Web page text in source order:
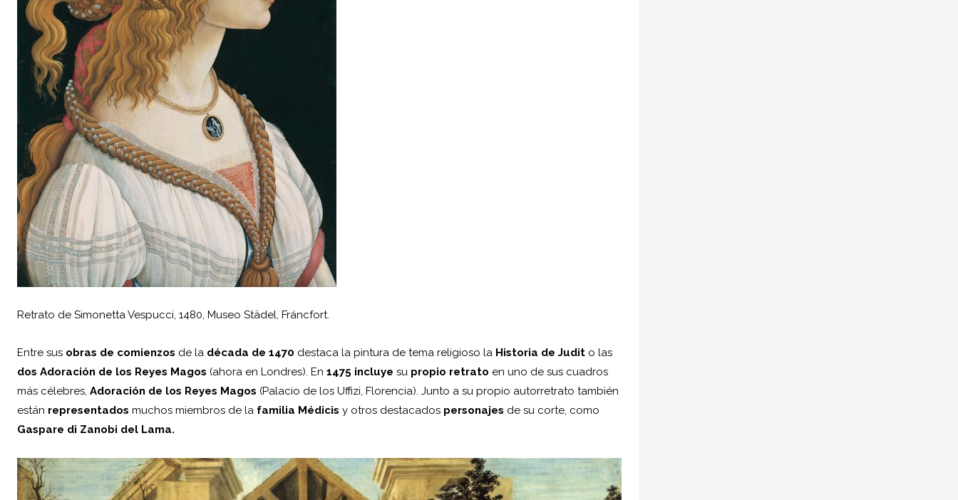
Retrato de Simonetta Vespucci, 1480, Museo Städel, Fráncfort.
Entre sus obras de comienzos de la década de 1470 destaca la pintura de tema religioso la Historia de Judit o las
dos Adoración de los Reyes Magos (ahora en Londres). En 1475 incluye su propio retrato en uno de sus cuadros
más célebres, Adoración de los Reyes Magos (Palacio de los Uffizi, Florencia). Junto a su propio autorretrato también
están representados muchos miembros de la familia Médicis y otros destacados personajes de su corte, como
Gaspare di Zanobi del Lama.